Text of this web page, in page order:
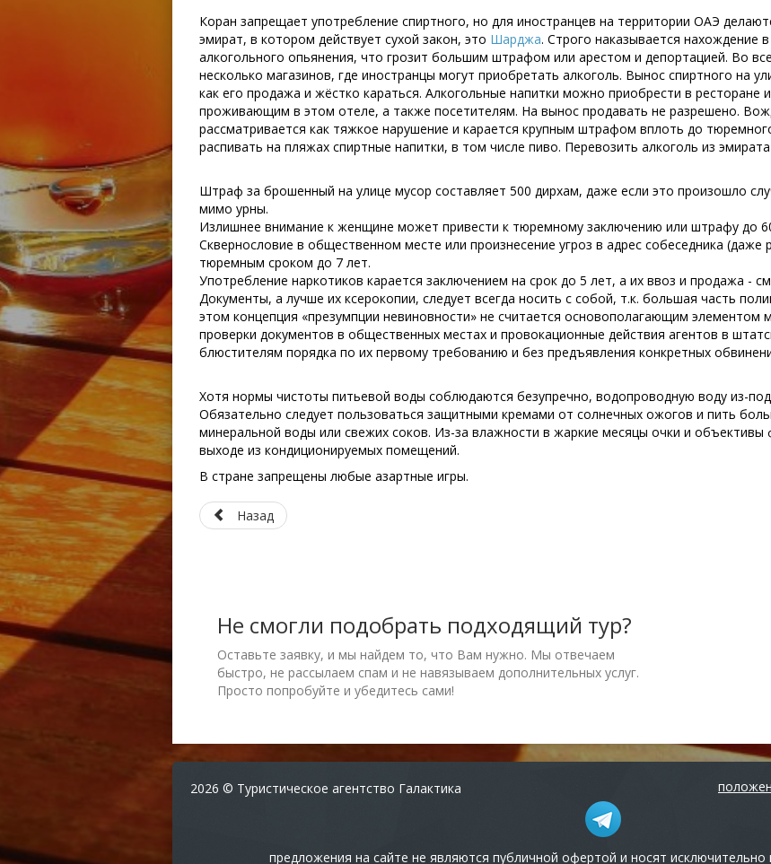
Коран запрещает употребление спиртного, но для иностранцев на территории ОАЭ
эмират, в котором действует сухой закон, это Шарджа. Строго наказывается нахождение
алкогольного опьянения, что грозит большим штрафом или арестом и депортацией. Во
несколько магазинов, где иностранцы могут приобретать алкоголь. Вынос спиртного на
как его продажа и жёстко караться. Алкогольные напитки можно приобрести в ресторане
проживающим в этом отеле, а также посетителям. На вынос продавать не разрешено.
рассматривается как тяжкое нарушение и карается крупным штрафом вплоть до
распивать на пляжах спиртные напитки, в том числе пиво. Перевозить алкоголь из
Штраф за брошенный на улице мусор составляет 500 дирхам, даже если это произошло
мимо урны.
Излишнее внимание к женщине может привести к тюремному заключению или штрафу до
Сквернословие в общественном месте или произнесение угроз в адрес собеседника (даже
тюремным сроком до 7 лет.
Употребление наркотиков карается заключением на срок до 5 лет, а их ввоз и продажа -
Документы, а лучше их ксерокопии, следует всегда носить с собой, т.к. большая часть
этом концепция «презумпции невиновности» не считается основополагающим элементом
проверки документов в общественных местах и провокационные действия агентов в
блюстителям порядка по их первому требованию и без предъявления конкретных
Хотя нормы чистоты питьевой воды соблюдаются безупречно, водопроводную воду из-под
Обязательно следует пользоваться защитными кремами от солнечных ожогов и пить
минеральной воды или свежих соков. Из-за влажности в жаркие месяцы очки и
выходе из кондиционируемых помещений.
В стране запрещены любые азартные игры.
Назад
Не смогли подобрать подходящий тур?
Оставьте заявку, и мы найдем то, что Вам нужно. Мы отвечаем
быстро, не рассылаем спам и не навязываем дополнительных услуг.
Просто попробуйте и убедитесь сами!
2026 © Туристическое агентство Галактика
предложения на сайте не являются публичной офертой и носят